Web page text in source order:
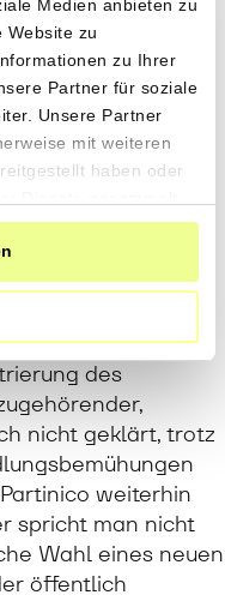
Medien anbieten zu
Website zu
zu Ihrer
Partner für soziale
Unsere Partner
mit weiteren
haben oder
Behörden
einen Lohn
Projekt konnte
einige kleinere
einen
Teichsystem
und integrale
jedoch noch an.
und muss
umgehen.
des
nicht geklärt, trotz
weiterhin
spricht man nicht
Wahl eines neuen
öffentlich